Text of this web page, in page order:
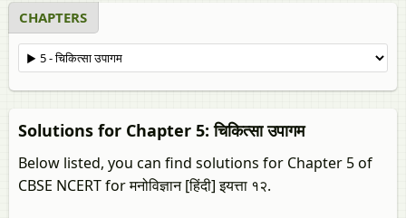
CHAPTERS
Solutions for Chapter 5: चिकित्सा उपागम
Below listed, you can find solutions for Chapter 5 of
CBSE NCERT for मनोविज्ञान [हिंदी] इयत्ता १२.